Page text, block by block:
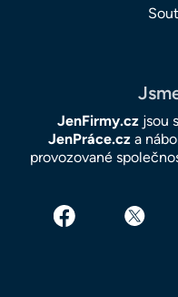
JenFirmy.czjsou
JenPráce.cza
provozované